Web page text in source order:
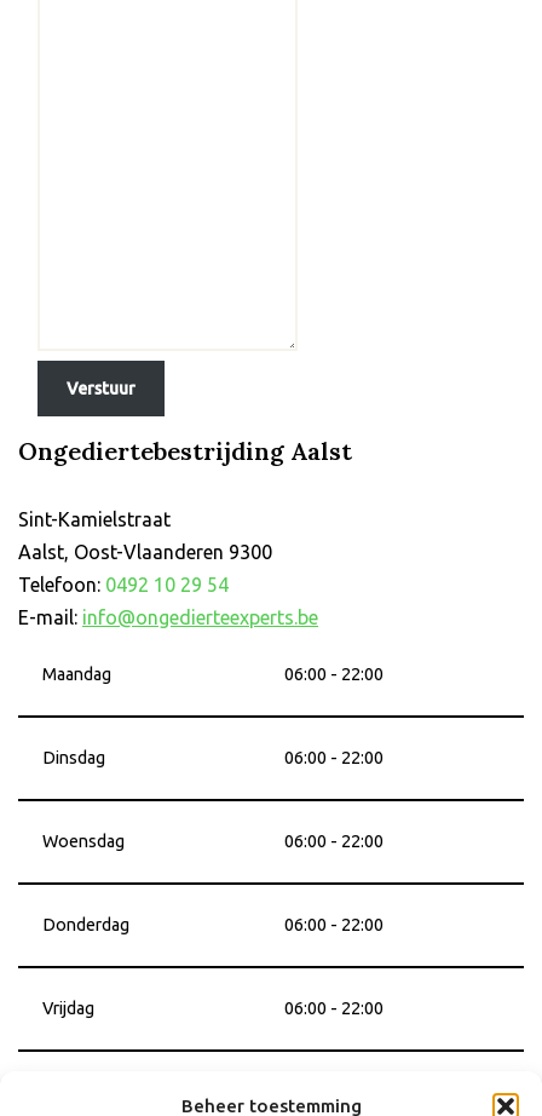
Beheer toestemming
Verstuur
Ongediertebestrijding Aalst
Sint-Kamielstraat
Aalst, Oost-Vlaanderen 9300
Telefoon: 0492 10 29 54
E-mail: info@ongedierteexperts.be
Maandag 06:00 - 22:00
Dinsdag 06:00 - 22:00
Woensdag 06:00 - 22:00
Donderdag 06:00 - 22:00
Vrijdag 06:00 - 22:00